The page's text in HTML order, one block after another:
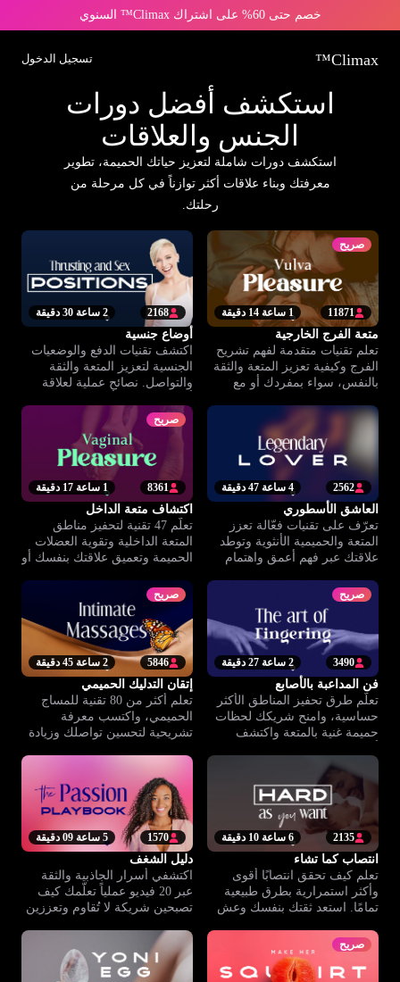
خصم حتى 60% على اشتراك Climax™ السنوي
Climax™ تسجيل الدخول
استكشف أفضل دورات
الجنس والعلاقات
استكشف دورات شاملة لتعزيز حياتك الحميمة، تطوير
معرفتك وبناء علاقات أكثر توازناً في كل مرحلة من
رحلتك.
صريح
1 ساعة 14 دقيقة 11871
متعة الفرج الخارجية
تعلم تقنيات متقدمة لفهم تشريح
الفرج وكيفية تعزيز المتعة والثقة
بالنفس، سواء بمفردك أو مع
2 ساعة 30 دقيقة 2168
أوضاع جنسية
اكتشف تقنيات الدفع والوضعيات
الجنسية لتعزيز المتعة والثقة
والتواصل. نصائح عملية لعلاقة
4 ساعة 47 دقيقة 2562
العاشق الأسطوري
تعرّف على تقنيات فعّالة تعزز
المتعة والحميمية الأنثوية وتوطد
علاقتك عبر فهم أعمق واهتمام
صريح
1 ساعة 17 دقيقة 8361
اكتشاف متعة الداخل
تعلّم 47 تقنية لتحفيز مناطق
المتعة الداخلية وتقوية العضلات
الحميمة وتعميق علاقتك بنفسك أو
صريح
2 ساعة 27 دقيقة 3490
فن المداعبة بالأصابع
تعلّم طرق تحفيز المناطق الأكثر
حساسية، وامنح شريكك لحظات
حميمة غنية بالمتعة واكتشف
صريح
2 ساعة 45 دقيقة 5846
إتقان التدليك الحميمي
تعلم أكثر من 80 تقنية للمساج
الحميمي، واكتسب معرفة
تشريحية لتحسين تواصلك وزيادة
6 ساعة 10 دقيقة 2135
انتصاب كما تشاء
تعلم كيف تحقق انتصابًا أقوى
وأكثر استمرارية بطرق طبيعية
تمامًا. استعد ثقتك بنفسك وعش
5 ساعة 09 دقيقة 1570
دليل الشغف
اكتشفي أسرار الجاذبية والثقة
عبر 20 فيديو عملياً تعلّمك كيف
تصبحين شريكة لا تُقاوم وتعززين
صريح